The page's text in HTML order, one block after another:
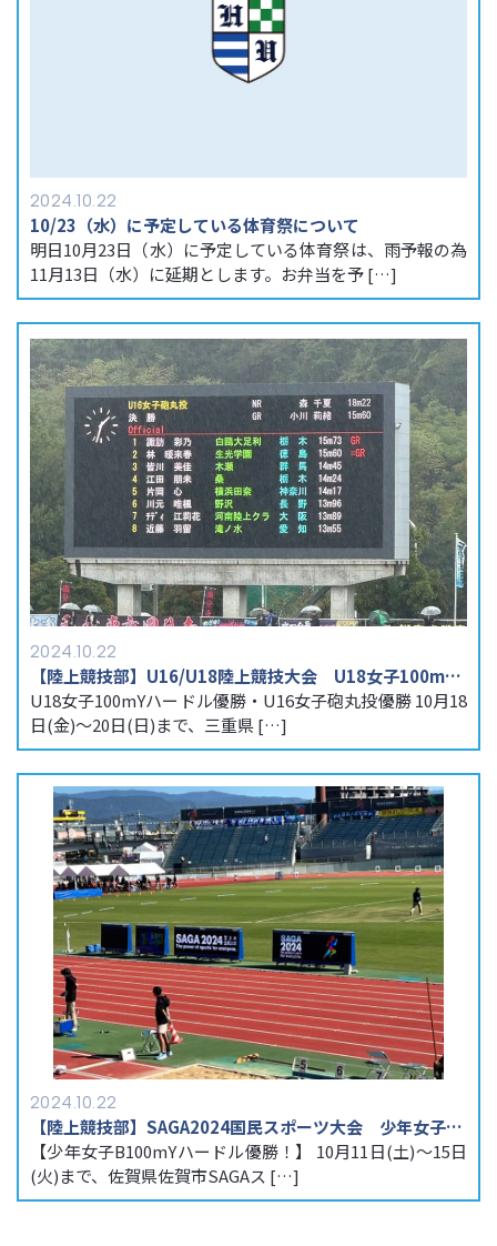
2024.10.22
10/23（水）に予定している体育祭について
明日10月23日（水）に予定している体育祭は、雨予報の為
11月13日（水）に延期とします。お弁当を予 […]
2024.10.22
【陸上競技部】U16/U18陸上競技大会 U18女子100mYハードル優勝・U16女子砲丸投優勝大会新記録‼
U18女子100mYハードル優勝・U16女子砲丸投優勝 10月18
日(金)～20日(日)まで、三重県 […]
2024.10.22
【陸上競技部】SAGA2024国民スポーツ大会 少年女子B100mYハードル優勝！
【少年女子B100mYハードル優勝！】 10月11日(土)～15日
(火)まで、佐賀県佐賀市SAGAス […]